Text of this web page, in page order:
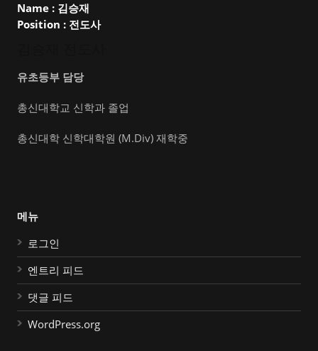
Name : 김승재
Position : 전도사
유초등부 담당
총신대학교 신학과 졸업
총신대학 신학대학원 (M.Div) 재학중
메뉴
로그인
엔트리 피드
댓글 피드
WordPress.org